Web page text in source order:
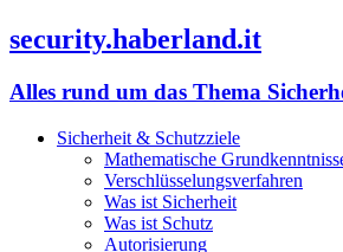
security.haberland.it
Alles rund um das Thema
Sicherheit & Schutzziele
Mathematische
Verschlüsselungsverfahren
Was ist Sicherheit
Was ist Schutz
Autorisierung